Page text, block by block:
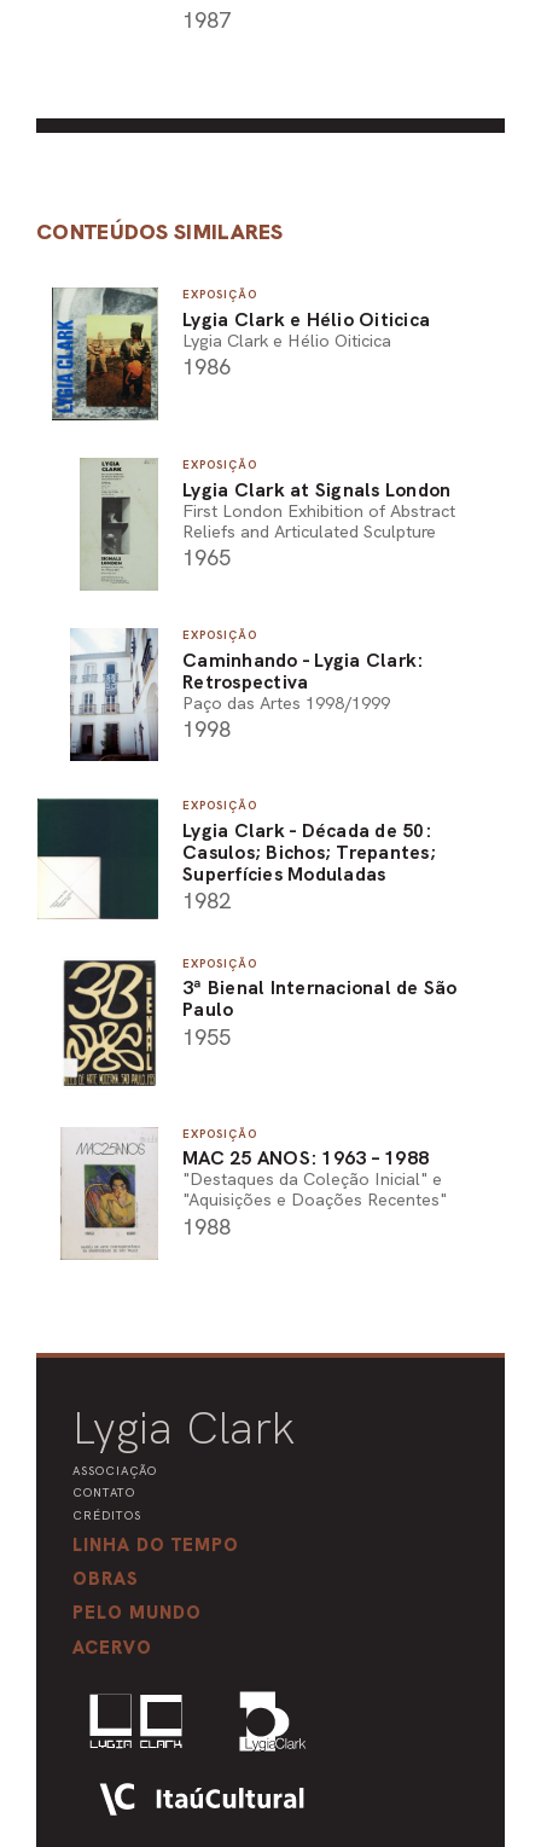
1987
CONTEÚDOS SIMILARES
EXPOSIÇÃO
Lygia Clark e Hélio Oiticica
Lygia Clark e Hélio Oiticica
1986
EXPOSIÇÃO
Lygia Clark at Signals London
First London Exhibition of Abstract
Reliefs and Articulated Sculpture
1965
EXPOSIÇÃO
Caminhando - Lygia Clark:
Retrospectiva
Paço das Artes 1998/1999
1998
EXPOSIÇÃO
Lygia Clark - Década de 50:
Casulos; Bichos; Trepantes;
Superfícies Moduladas
1982
EXPOSIÇÃO
3ª Bienal Internacional de São
Paulo
1955
EXPOSIÇÃO
MAC 25 ANOS: 1963 – 1988
"Destaques da Coleção Inicial" e
"Aquisições e Doações Recentes"
1988
Lygia Clark
ASSOCIAÇÃO
CONTATO
CRÉDITOS
LINHA DO TEMPO
OBRAS
PELO MUNDO
ACERVO